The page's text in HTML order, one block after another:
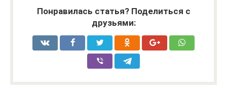
Понравилась статья? Поделиться с
друзьями: